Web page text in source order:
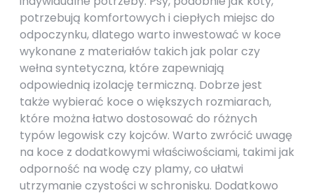
potrzebują komfortowych i ciepłych miejsc do
odpoczynku, dlatego warto inwestować w koce
wykonane z materiałów takich jak polar czy
wełna syntetyczna, które zapewniają
odpowiednią izolację termiczną. Dobrze jest
także wybierać koce o większych rozmiarach,
które można łatwo dostosować do różnych
typów legowisk czy kojców. Warto zwrócić uwagę
na koce z dodatkowymi właściwościami, takimi jak
odporność na wodę czy plamy, co ułatwi
utrzymanie czystości w schronisku. Dodatkowo